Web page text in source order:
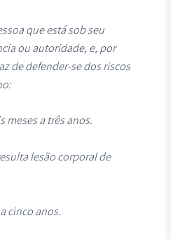
que está sob seu
ou autoridade, e, por
de defender-se dos riscos
meses a três anos.
lesão corporal de
cinco anos.